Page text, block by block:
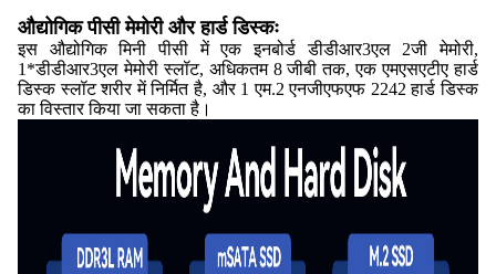
औद्योगिक पीसी मेमोरी और हार्ड डिस्कः
इस औद्योगिक मिनी पीसी में एक इनबोर्ड डीडीआर3एल 2जी मेमोरी,
1*डीडीआर3एल मेमोरी स्लॉट, अधिकतम 8 जीबी तक, एक एमएसएटीए हार्ड
डिस्क स्लॉट शरीर में निर्मित है, और 1 एम.2 एनजीएफएफ 2242 हार्ड डिस्क
का विस्तार किया जा सकता है।